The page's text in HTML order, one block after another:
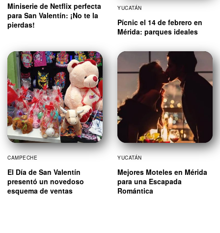
Miniserie de Netflix perfecta
para San Valentín: ¡No te la
pierdas!
YUCATÁN
Pícnic el 14 de febrero en
Mérida: parques ideales
CAMPECHE
El Día de San Valentín
presentó un novedoso
esquema de ventas
YUCATÁN
Mejores Moteles en Mérida
para una Escapada
Romántica